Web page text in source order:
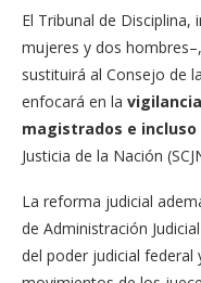
El Tribunal de
mujeres y dos
sustituirá al Consejo de
enfocará en la
magistrados e
Justicia de la Nación
La reforma judicial
de Administración
del poder judicial federal